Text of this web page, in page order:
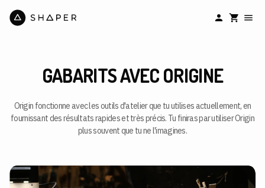
GABARITS AVEC ORIGINE
Origin fonctionne avec les outils d'atelier que tu utilises actuellement, en
fournissant des résultats rapides et très précis. Tu finiras par utiliser Origin
plus souvent que tu ne l'imagines.